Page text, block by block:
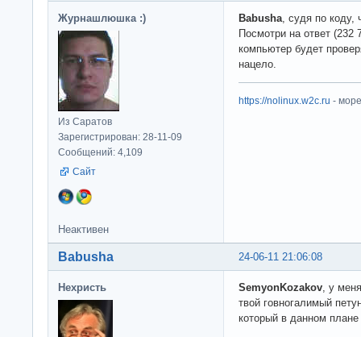
Журнашлюшка :)
Из Саратов
Зарегистрирован: 28-11-09
Сообщений: 4,109
Сайт
Babusha , судя по
Посмотри на ответ (232
компьютер будет
нацело.
https://nolinux.w2c.ru -
Неактивен
24-06-11 21:06:08
Babusha
Нехристь SemyonKozakov , у
твой говногалимый
который в данном